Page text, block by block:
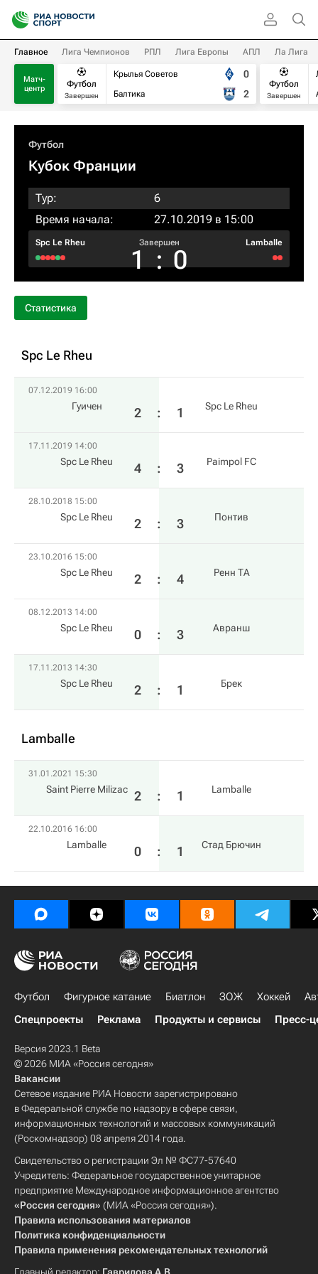
Главное Лига Чемпионов РПЛ Лига Европы АПЛ Ла Лига
Матч-
центр
Футбол
Завершен
Крылья Советов
Балтика
0
2
Футбол
Завершен
Футбол
Кубок Франции
Тур:
6
Время начала:
27.10.2019 в 15:00
Spc Le Rheu Завершен
1 : 0
Lamballe
Статистика
Spc Le Rheu
07.12.2019 16:00
Гуичен 2 : 1 Spc Le Rheu
17.11.2019 14:00
Spc Le Rheu 4 : 3 Paimpol FC
28.10.2018 15:00
Spc Le Rheu 2 : 3 Понтив
23.10.2016 15:00
Spc Le Rheu 2 : 4 Ренн ТА
08.12.2013 14:00
Spc Le Rheu 0 : 3 Авранш
17.11.2013 14:30
Spc Le Rheu 2 : 1 Брек
Lamballe
31.01.2021 15:30
Saint Pierre Milizac 2 : 1 Lamballe
22.10.2016 16:00
Lamballe 0 : 1 Стад Брючин
Футбол Фигурное катание Биатлон ЗОЖ Хоккей
Спецпроекты
Реклама Продукты и сервисы Пресс-
Версия 2023.1 Beta
© 2026 МИА «Россия сегодня»
Вакансии
Сетевое издание РИА Новости зарегистрировано
в Федеральной службе по надзору в сфере связи,
информационных технологий и массовых коммуникаций
(Роскомнадзор) 08 апреля 2014 года.
Свидетельство о регистрации Эл № ФС77-57640
Учредитель: Федеральное государственное унитарное
предприятие Международное информационное агентство
«Россия сегодня» (МИА «Россия сегодня»).
Правила использования материалов
Политика конфиденциальности
Правила применения рекомендательных технологий